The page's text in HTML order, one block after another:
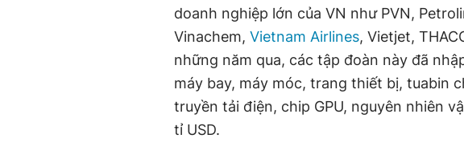
doanh nghiệp lớn của VN như PVN,
Vinachem, Vietnam Airlines, Vietjet,
những năm qua, các tập đoàn này đã
máy bay, máy móc, trang thiết bị, tuabin
truyền tải điện, chip GPU, nguyên nhiên
tỉ USD.